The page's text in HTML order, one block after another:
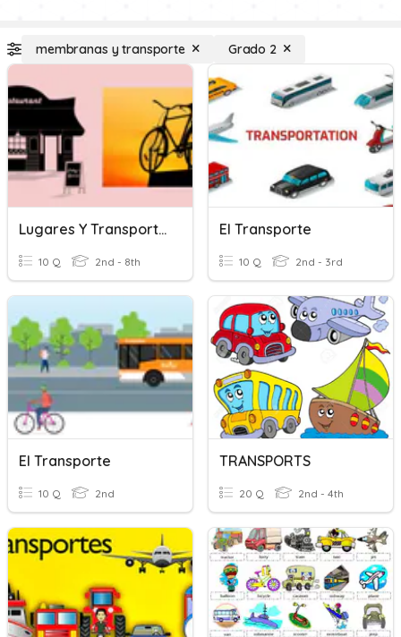
membranas y transporte Grado 2
Lugares Y Transportes B.
10 Q 2nd - 8th
El Transporte
10 Q 2nd - 3rd
El Transporte
10 Q 2nd
TRANSPORTS
20 Q 2nd - 4th